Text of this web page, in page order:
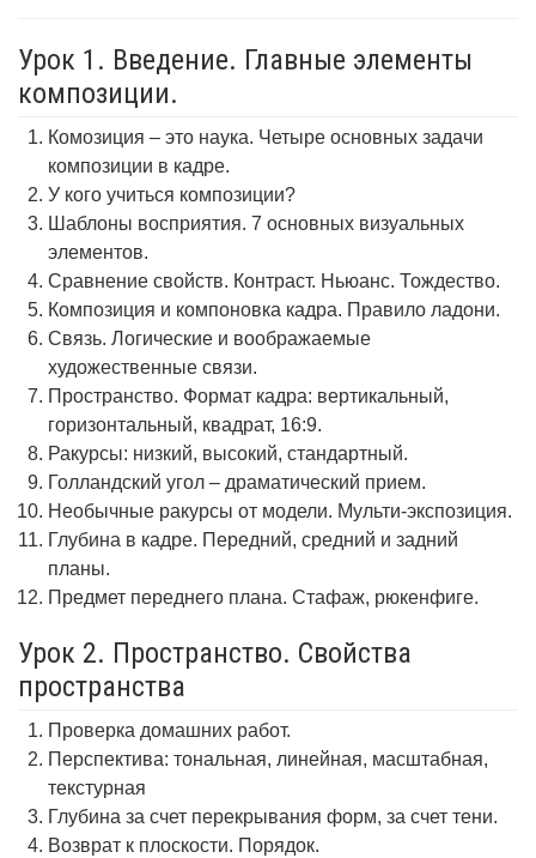
Урок 1. Введение. Главные элементы
композиции.
Комозиция – это наука. Четыре основных задачи
композиции в кадре.
У кого учиться композиции?
Шаблоны восприятия. 7 основных визуальных
элементов.
Сравнение свойств. Контраст. Ньюанс. Тождество.
Композиция и компоновка кадра. Правило ладони.
Связь. Логические и воображаемые
художественные связи.
Пространство. Формат кадра: вертикальный,
горизонтальный, квадрат, 16:9.
Ракурсы: низкий, высокий, стандартный.
Голландский угол – драматический прием.
Необычные ракурсы от модели. Мульти-экспозиция.
Глубина в кадре. Передний, средний и задний
планы.
Предмет переднего плана. Стафаж, рюкенфиге.
Урок 2. Пространство. Свойства
пространства
Проверка домашних работ.
Перспектива: тональная, линейная, масштабная,
текстурная
Глубина за счет перекрывания форм, за счет тени.
Возврат к плоскости. Порядок.